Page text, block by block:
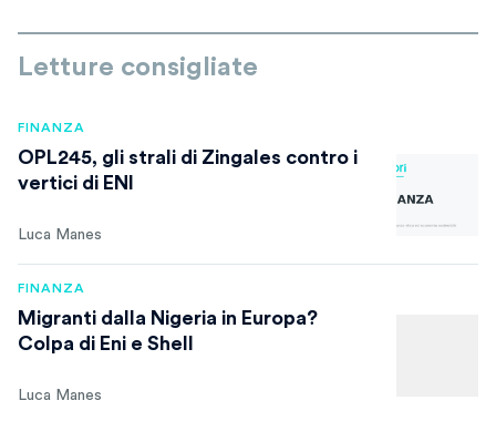
Letture consigliate
FINANZA
OPL245, gli strali di Zingales contro i
vertici di ENI
Luca Manes
FINANZA
Migranti dalla Nigeria in Europa?
Colpa di Eni e Shell
Luca Manes